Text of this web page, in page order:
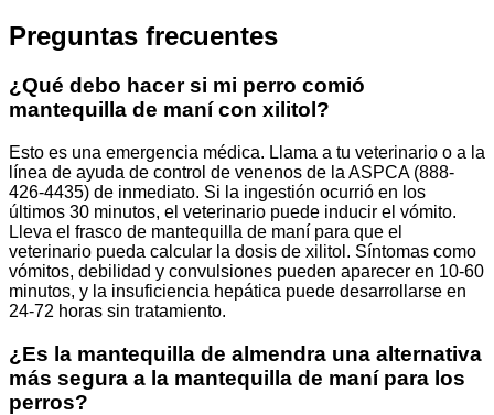
Preguntas frecuentes
¿Qué debo hacer si mi perro comió
mantequilla de maní con xilitol?
Esto es una emergencia médica. Llama a tu veterinario o a la
línea de ayuda de control de venenos de la ASPCA (888-
426-4435) de inmediato. Si la ingestión ocurrió en los
últimos 30 minutos, el veterinario puede inducir el vómito.
Lleva el frasco de mantequilla de maní para que el
veterinario pueda calcular la dosis de xilitol. Síntomas como
vómitos, debilidad y convulsiones pueden aparecer en 10-60
minutos, y la insuficiencia hepática puede desarrollarse en
24-72 horas sin tratamiento.
¿Es la mantequilla de almendra una alternativa
más segura a la mantequilla de maní para los
perros?